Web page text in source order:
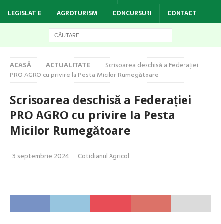
LEGISLATIE
AGROTURISM CONCURSURI CONTACT
ACASĂ ACTUALITATE
Scrisoarea deschisă a Federației
PRO AGRO cu privire la Pesta Micilor Rumegătoare
Scrisoarea deschisă a Federației
PRO AGRO cu privire la Pesta
Micilor Rumegătoare
3 septembrie 2024 Cotidianul Agricol